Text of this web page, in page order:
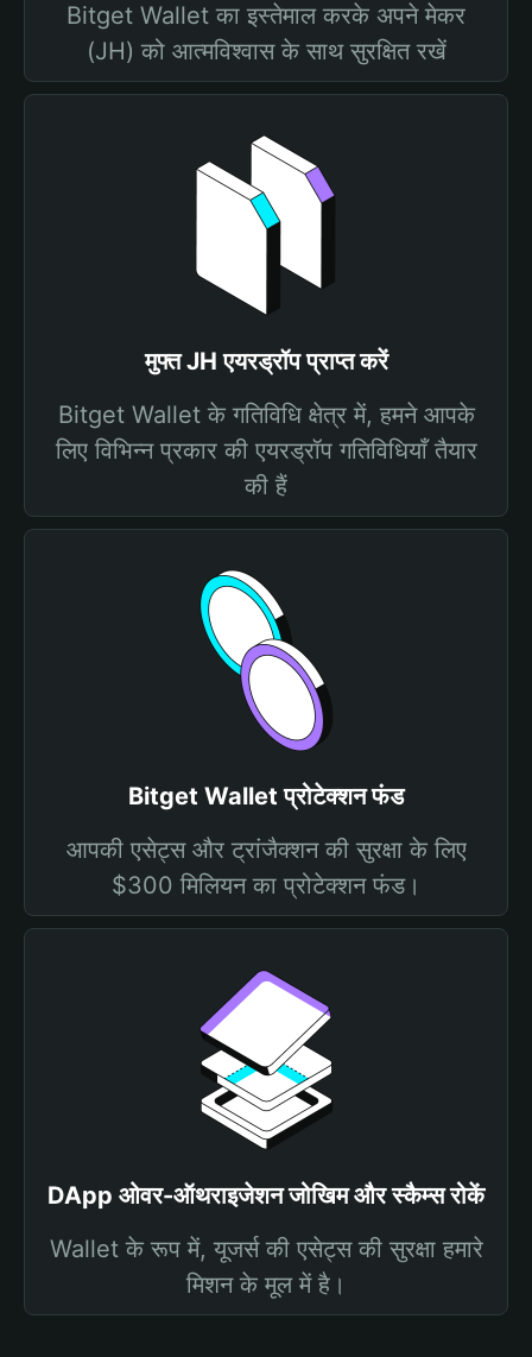
Bitget Wallet का इस्तेमाल करके अपने मेकर
(JH) को आत्मविश्वास के साथ सुरक्षित रखें
मुफ्त JH एयरड्रॉप प्राप्त करें
Bitget Wallet के गतिविधि क्षेत्र में, हमने आपके
लिए विभिन्न प्रकार की एयरड्रॉप गतिविधियाँ तैयार
की हैं
Bitget Wallet प्रोटेक्शन फंड
आपकी एसेट्स और ट्रांजैक्शन की सुरक्षा के लिए
$300 मिलियन का प्रोटेक्शन फंड।
DApp ओवर-ऑथराइजेशन जोखिम और स्कैम्स रोकें
Wallet के रूप में, यूजर्स की एसेट्स की सुरक्षा हमारे
मिशन के मूल में है।